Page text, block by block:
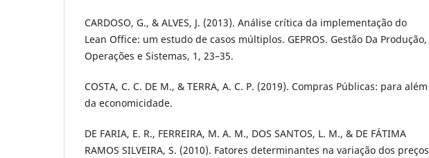
CARDOSO, G., & ALVES, J. (2013). Análise crítica da implementação do
Lean Office: um estudo de casos múltiplos. GEPROS. Gestão Da Produção,
Operações e Sistemas, 1, 23–35.
COSTA, C. C. DE M., & TERRA, A. C. P. (2019). Compras Públicas: para além
da economicidade.
DE FARIA, E. R., FERREIRA, M. A. M., DOS SANTOS, L. M., & DE FÁTIMA
RAMOS SILVEIRA, S. (2010). Fatores determinantes na variação dos preços